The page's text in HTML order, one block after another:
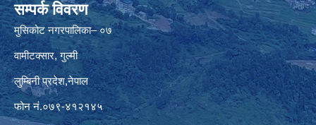
सम्पर्क विवरण
मुसिकोट नगरपालिका– ०७
वामीटक्सार, गुल्मी
लुम्बिनी प्रदेश,नेपाल
फोन नं.०७९-४१२१४५